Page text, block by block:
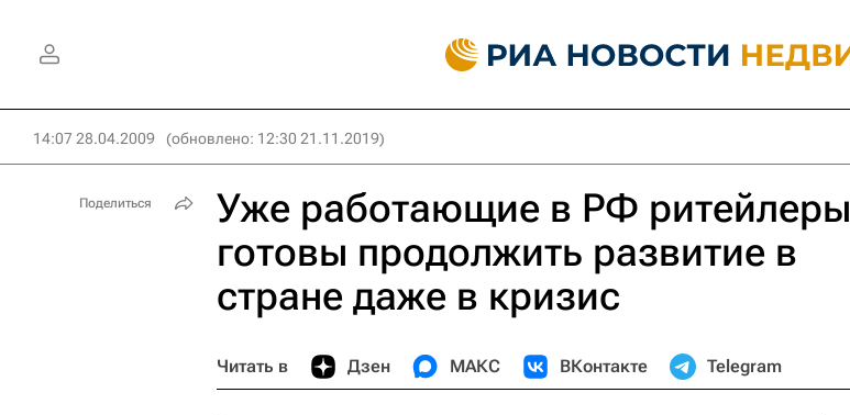
14:07 28.04.2009 (обновлено: 12:30 21.11.2019)
Уже работающие в РФ ритейлеры
готовы продолжить развитие в
стране даже в кризис
Читать в Дзен МАКС ВКонтакте Telegram
Поделиться